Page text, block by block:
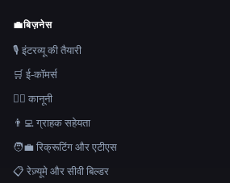
💼बिज़नेस
🎙️ इंटरव्यू की तैयारी
🛒 ई-कॉमर्स
👩‍⚖️ कानूनी
👨‍💻 ग्राहक सहेयता
🧑‍💼 रिक्रूटिंग और एटीएस
📋 रेज़्यूमे और सीवी बिल्डर